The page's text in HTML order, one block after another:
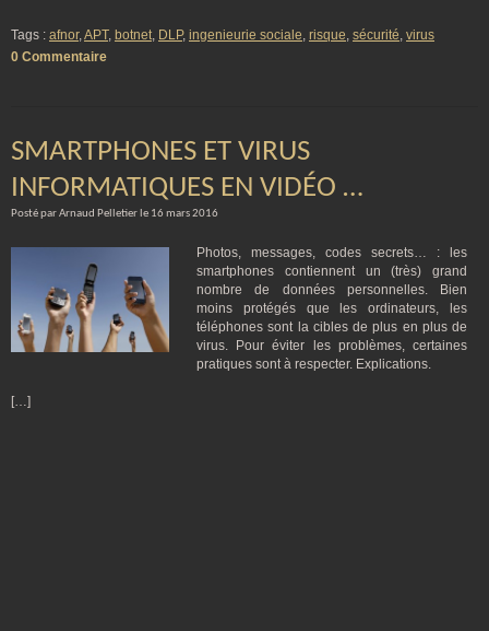
Tags : afnor,APT, botnet, DLP, ingenieurie sociale, risque, sécurité, virus
0 Commentaire
SMARTPHONES ET VIRUS
INFORMATIQUES EN VIDÉO …
Posté par Arnaud Pelletier le 16 mars 2016
Photos, messages, codes secrets… : les
smartphones contiennent un (très) grand
nombre de données personnelles. Bien
moins protégés que les ordinateurs, les
téléphones sont la cibles de plus en plus de
virus. Pour éviter les problèmes, certaines
pratiques sont à respecter. Explications.
[…]